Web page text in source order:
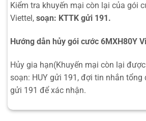
Kiểm tra khuyến mại còn lại của gói
Viettel, soạn: KTTK gửi 191.
Hướng dẫn hủy gói cước 6MXH80Y
Hủy gia hạn(Khuyến mại còn lại
soạn: HUY gửi 191, đợi tin nhắn tổng
gửi 191 để xác nhận.